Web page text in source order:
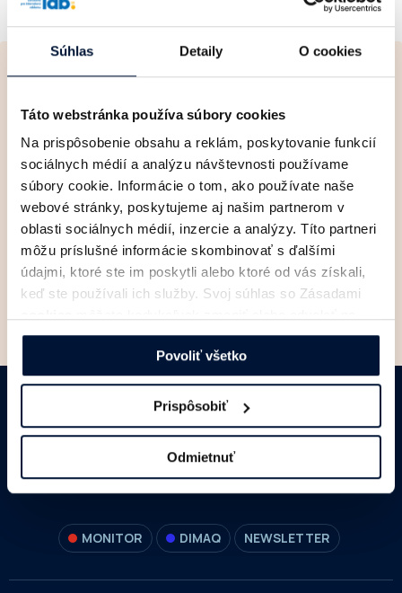
Súhlas Detaily O cookies
Táto webstránka používa súbory cookies
Na prispôsobenie obsahu a reklám, poskytovanie funkcií
sociálnych médií a analýzu návštevnosti používame
súbory cookie. Informácie o tom, ako používate naše
webové stránky, poskytujeme aj našim partnerom v
oblasti sociálnych médií, inzercie a analýzy. Títo partneri
môžu príslušné informácie skombinovať s ďalšími
údajmi, ktoré ste im poskytli alebo ktoré od vás získali,
keď ste používali ich služby. Svoj súhlas so Zásadami
našej webovej stránke.
Povoliť všetko
Prispôsobiť
Odmietnuť
Newsletter
Čerstvé informáciezo
sveta digitálnej reklamy
Súhlasím sospracovaním osobných údajov.
MONITOR DIMAQ NEWSLETTER